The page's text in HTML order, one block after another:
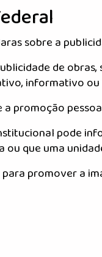
sobre a
de
informativo
promoção
pode
que uma
promover a